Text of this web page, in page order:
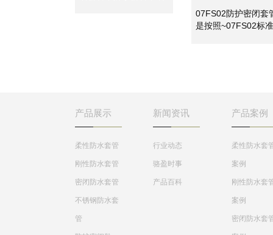
07FS02防护密闭套
是按照~07FS02标
产品展示
柔性防水套管
刚性防水套管
密闭防水套管
不锈钢防水套
管
新闻资讯
行业动态
骆盈时事
产品百科
产品案例
柔性防水套
案例
刚性防水套
案例
密闭防水套